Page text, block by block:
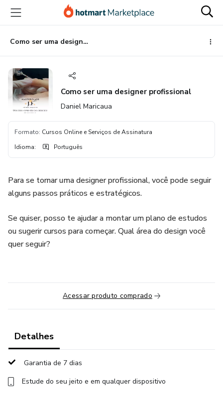
para
conteúdo
principal
para
pagamento
para
rodapé
Como ser uma designer profissional
Como ser uma designer profissional
Daniel Maricaua
Formato: Cursos Online e Serviços de Assinatura
Idioma: Português
Para se tornar uma designer profissional, você pode seguir
alguns passos práticos e estratégicos.
Se quiser, posso te ajudar a montar um plano de estudos
ou sugerir cursos para começar. Qual área do design você
quer seguir?
Acessar produto comprado
Detalhes
Garantia de 7 dias
Estude do seu jeito e em qualquer dispositivo